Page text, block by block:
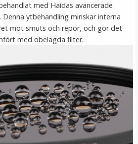
I VARUKORG
49mm - Gör filtergängan större
med Haidas avancerade
ytbehandling minskar interna
mot smuts och repor, och gör det
med obelagda filter.